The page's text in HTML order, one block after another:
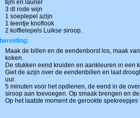
tijm en laurier
3 dl rode wijn
1 soeplepel azijn
1 teentje knoflook
2 koffielepels Luikse siroop.
bereiding:
Maak de billen en de eendenborst los, maak
koken.
De stukken eend kruiden en aankleuren in een
Giet de azijn over de eendenbillen en laat
uur.
5 minuten voor het opdienen, de eend in de
siroop aan toevoegen. Op smaak brengen en
Op het laatste moment de gerookte